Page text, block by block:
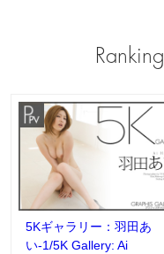
Ranking
5Kギャラリー：羽田あ
い-1/5K Gallery: Ai